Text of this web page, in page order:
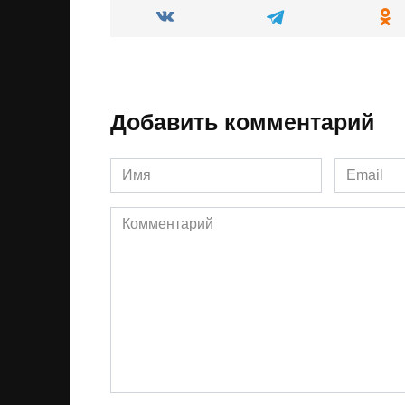
Добавить комментарий
Имя
*
Email
*
Комментарий